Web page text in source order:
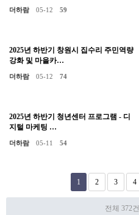
더하람 05-12 59
2025년 하반기 창원시 집수리 주민역량
강화 및 마을카…
더하람 05-12 74
2025년 하반기 청년센터 프로그램 - 디
지털 마케팅 …
더하람 05-11 54
1 2 3 4
전체 372건